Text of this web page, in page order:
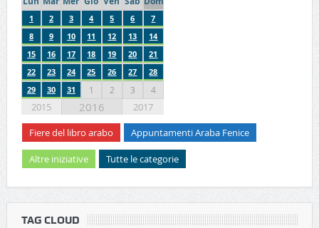
1 2 3 4 5 6
7
8
9 10 11 12 13
14
15
16 17 18 19 20
21
22
23 24 25 26 27
28
29
30 31 1 2 3 4
2015 2016
2017
Fiere del libro arabo
Appuntamenti Araba Fenice
Altre iniziative Tutte le categorie
TAG CLOUD